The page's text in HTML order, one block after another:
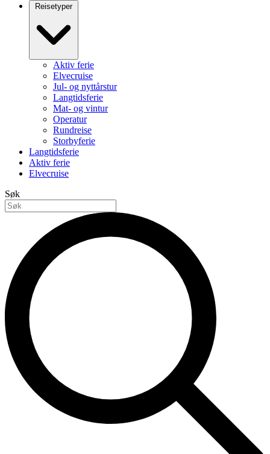
Reisetyper
Aktiv ferie
Elvecruise
Jul- og nyttårstur
Langtidsferie
Mat- og vintur
Operatur
Rundreise
Storbyferie
Langtidsferie
Aktiv ferie
Elvecruise
Søk